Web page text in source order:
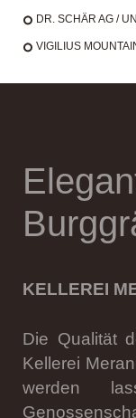
DR. SCHÄR AG /
VIGILIUS
KELLEREI
Die Qualität
Kellerei
werden